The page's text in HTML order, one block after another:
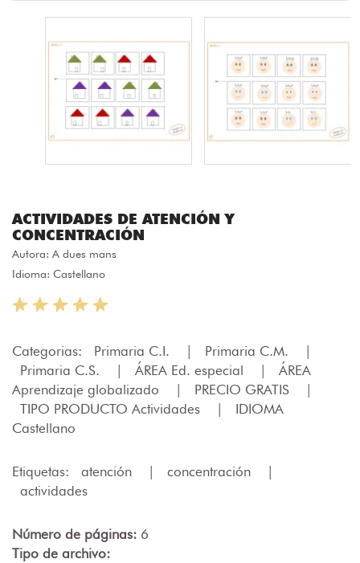
ACTIVIDADES DE ATENCIÓN Y
CONCENTRACIÓN
Autora: A dues mans
Idioma: Castellano
Categorias: Primaria C.I. | Primaria C.M.
|
Primaria C.S.
| ÁREA Ed. especial |
ÁREA
Aprendizaje globalizado
| PRECIO GRATIS
|
TIPO PRODUCTO Actividades
|
IDIOMA
Castellano
Etiquetas: atención | concentración
|
actividades
Número de páginas: 6
Tipo de archivo: